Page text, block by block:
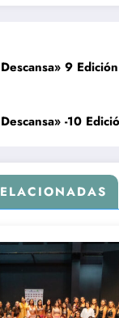
«La Danza no Descansa» 9 Edición
-10